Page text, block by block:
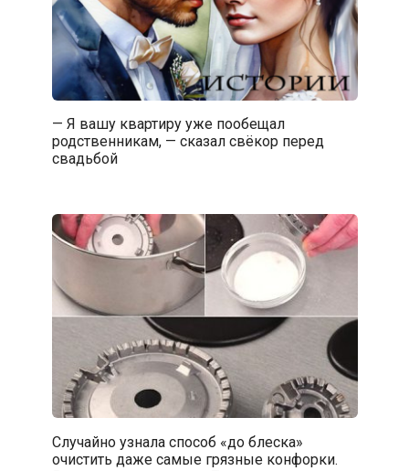
— Я вашу квартиру уже пообещал
родственникам, — сказал свёкор перед
свадьбой
Случайно узнала способ «до блеска»
очистить даже самые грязные конфорки.